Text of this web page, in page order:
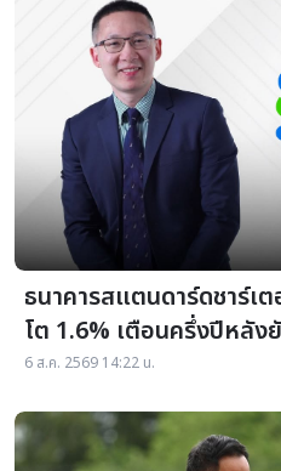
ธนาคารสแตนดาร์ดชาร์เ
โต 1.6% เตือนครึ่งปีหลัง
พยุงเศรษฐกิจ
6 ส.ค. 2569 14:22 น.